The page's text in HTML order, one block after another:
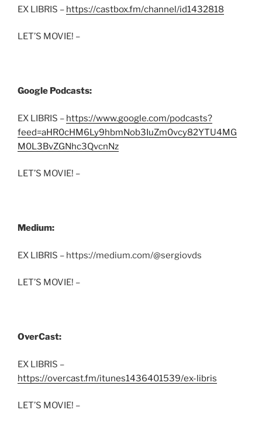
EX LIBRIS – https://castbox.fm/channel/id1432818
LET’S MOVIE! –
Google Podcasts:
EX LIBRIS – https://www.google.com/podcasts?
feed=aHR0cHM6Ly9hbmNob3IuZm0vcy82YTU4MG
M0L3BvZGNhc3QvcnNz
LET’S MOVIE! –
Medium:
EX LIBRIS – https://medium.com/@sergiovds
LET’S MOVIE! –
OverCast:
EX LIBRIS –
https://overcast.fm/itunes1436401539/ex-libris
LET’S MOVIE! –